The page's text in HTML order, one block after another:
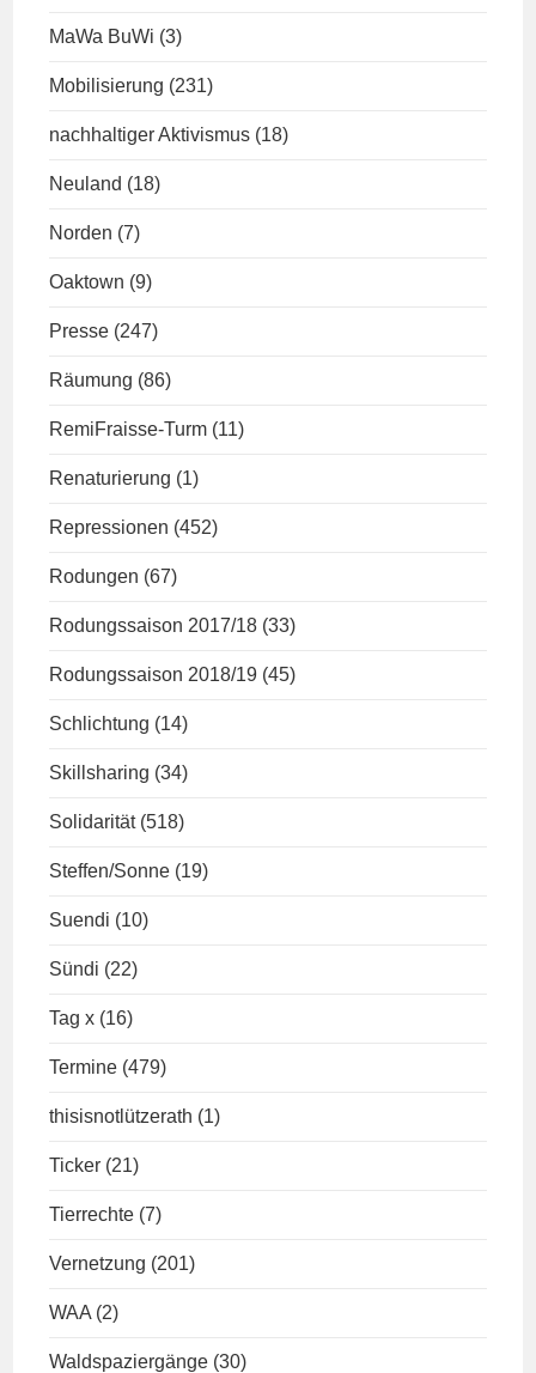
MaWa BuWi (3)
Mobilisierung (231)
nachhaltiger Aktivismus (18)
Neuland (18)
Norden (7)
Oaktown (9)
Presse (247)
Räumung (86)
RemiFraisse-Turm (11)
Renaturierung (1)
Repressionen (452)
Rodungen (67)
Rodungssaison 2017/18 (33)
Rodungssaison 2018/19 (45)
Schlichtung (14)
Skillsharing (34)
Solidarität (518)
Steffen/Sonne (19)
Suendi (10)
Sündi (22)
Tag x (16)
Termine (479)
thisisnotlützerath (1)
Ticker (21)
Tierrechte (7)
Vernetzung (201)
WAA (2)
Waldspaziergänge (30)